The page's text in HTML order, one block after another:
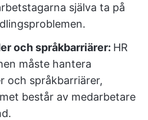
själva ta på
och språkbarriärer: HR
måste hantera
och språkbarriärer,
består av medarbetare